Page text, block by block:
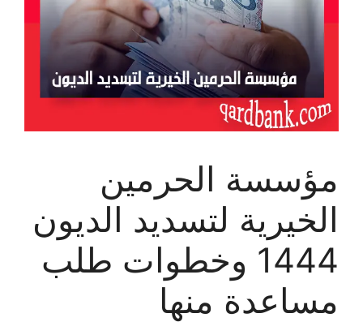
مؤسسة الحرمين
الخيرية لتسديد الديون
1444 وخطوات طلب
مساعدة منها